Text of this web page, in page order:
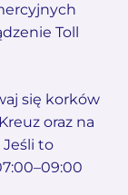
Toll
się korków
oraz na
Jeśli to